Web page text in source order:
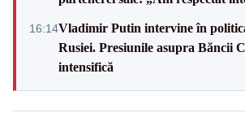
16:14Vladimir Putin intervine în
Rusiei. Presiunile asupra Băncii
intensifică